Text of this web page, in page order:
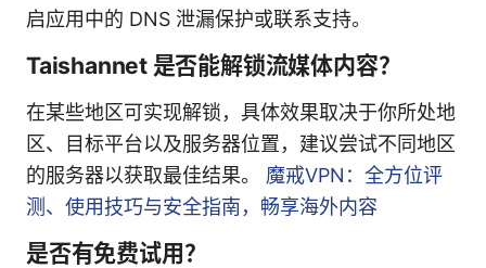
启应用中的 DNS 泄漏保护或联系支持。
Taishannet 是否能解锁流媒体内容？
在某些地区可实现解锁，具体效果取决于你所处地
区、目标平台以及服务器位置，建议尝试不同地区
的服务器以获取最佳结果。 魔戒VPN：全方位评
测、使用技巧与安全指南，畅享海外内容
是否有免费试用？